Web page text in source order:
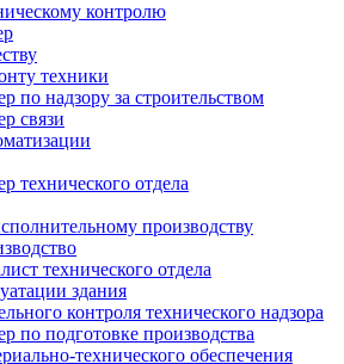
контролю
техники
по надзору за строительством
связи
технического отдела
производству
технического отдела
здания
контроля технического надзора
по подготовке производства
технического обеспечения